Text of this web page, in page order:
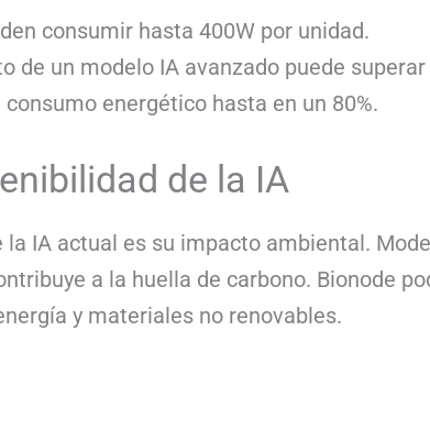
consumir hasta 400W por unidad.
de un modelo IA avanzado puede
energético hasta en un 80%.
de la IA
IA actual es su impacto ambiental.
a la huella de carbono. Bionode
y materiales no renovables.